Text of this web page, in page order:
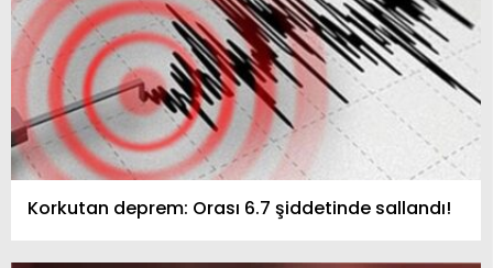
Korkutan deprem: Orası 6.7 şiddetinde sallandı!